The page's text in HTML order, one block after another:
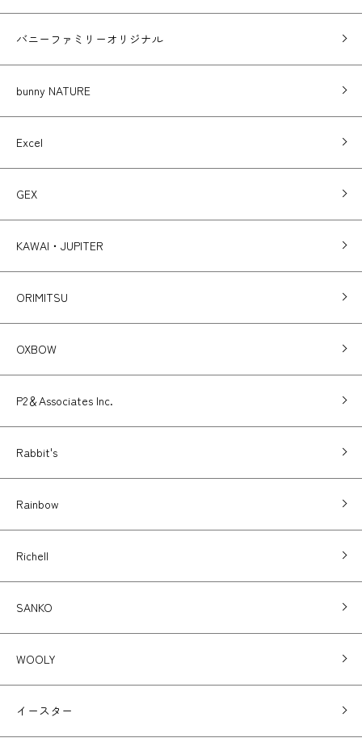
バニーファミリーオリジナル
bunny NATURE
Excel
GEX
KAWAI・JUPITER
ORIMITSU
OXBOW
P2＆Associates Inc.
Rabbit's
Rainbow
Richell
SANKO
WOOLY
イースター